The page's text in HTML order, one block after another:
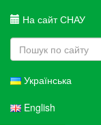
На сайт СНАУ
Українська
English